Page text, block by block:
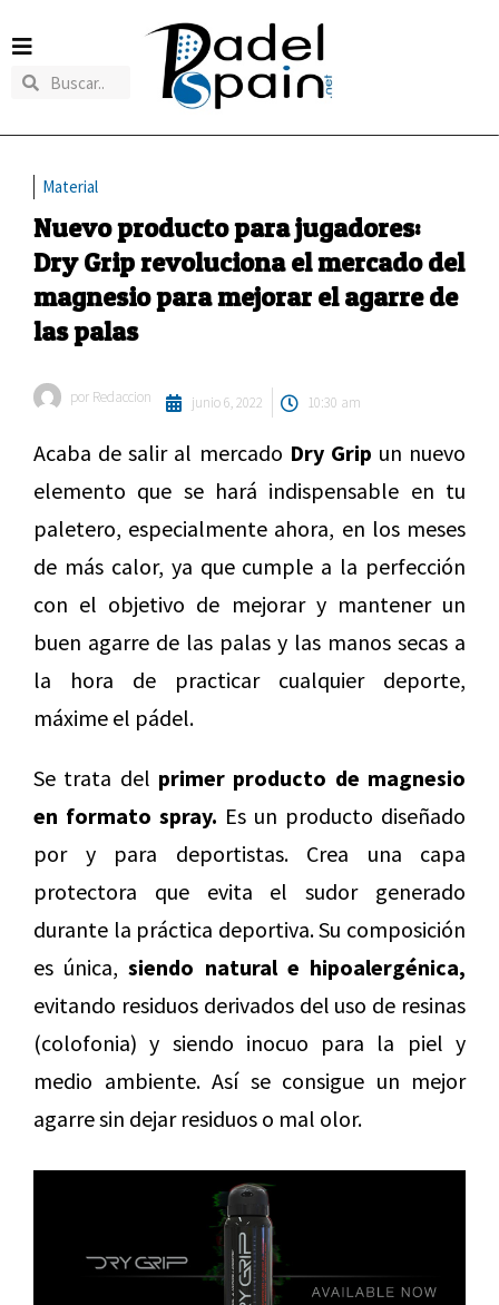
Material
Nuevo producto para jugadores:
Dry Grip revoluciona el mercado del
magnesio para mejorar el agarre de
las palas
por Redaccion junio 6, 2022 10:30 am
Acaba de salir al mercado Dry Grip un nuevo
elemento que se hará indispensable en tu
paletero, especialmente ahora, en los meses
de más calor, ya que cumple a la perfección
con el objetivo de mejorar y mantener un
buen agarre de las palas y las manos secas a
la hora de practicar cualquier deporte,
máxime el pádel.
Se trata del primer producto de magnesio
en formato spray. Es un producto diseñado
por y para deportistas. Crea una capa
protectora que evita el sudor generado
durante la práctica deportiva. Su composición
es única,siendo natural e hipoalergénica,
evitando residuos derivados del uso de resinas
(colofonia) y siendo inocuo para la piel y
medio ambiente. Así se consigue un mejor
agarre sin dejar residuos o mal olor.